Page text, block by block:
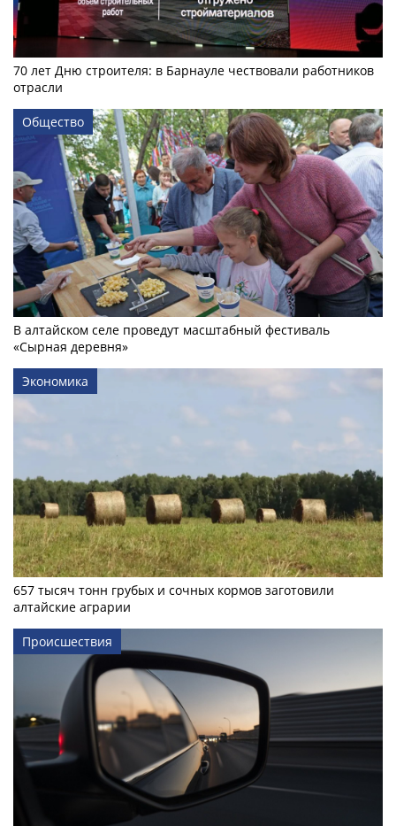
70 лет Дню строителя: в Барнауле чествовали работников
отрасли
Общество
В алтайском селе проведут масштабный фестиваль
«Сырная деревня»
Экономика
657 тысяч тонн грубых и сочных кормов заготовили
алтайские аграрии
Происшествия